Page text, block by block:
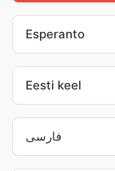
Esperanto
Eesti keel
فارسی